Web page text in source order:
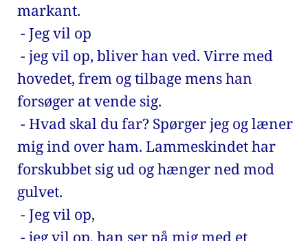
markant.
- Jeg vil op
hovedet, frem og tilbage mens han
forsøger at vende sig.
mig ind over ham. Lammeskindet har
forskubbet sig ud og hænger ned mod
gulvet.
- Jeg vil op,